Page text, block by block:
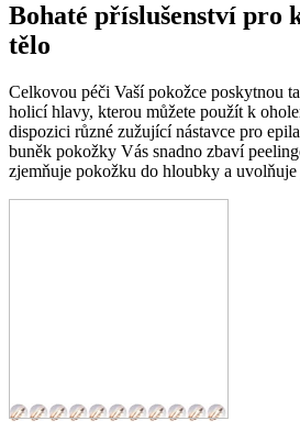
Bohaté příslušenství pro
tělo
Celkovou péči Vaší pokožce poskytnou
holicí hlavy, kterou můžete použít k
dispozici různé zužující nástavce pro
buněk pokožky Vás snadno zbaví
zjemňuje pokožku do hloubky a